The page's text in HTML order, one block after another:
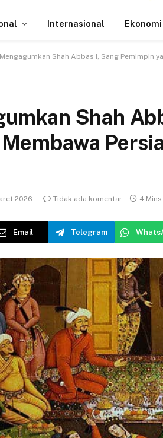
Internasional Ekonomi
Shah Abbas I, Sang Pemimpin
Shah
2026 Tidak ada komentar 4 Mins
Email Telegram